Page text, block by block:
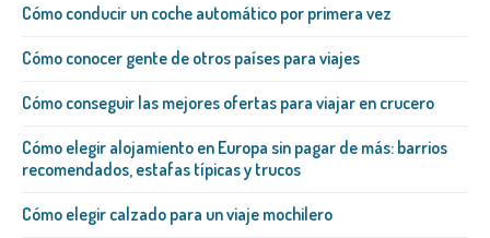
Cómo conducir un coche automático por primera vez
Cómo conocer gente de otros países para viajes
Cómo conseguir las mejores ofertas para viajar en crucero
Cómo elegir alojamiento en Europa sin pagar de más: barrios
recomendados, estafas típicas y trucos
Cómo elegir calzado para un viaje mochilero